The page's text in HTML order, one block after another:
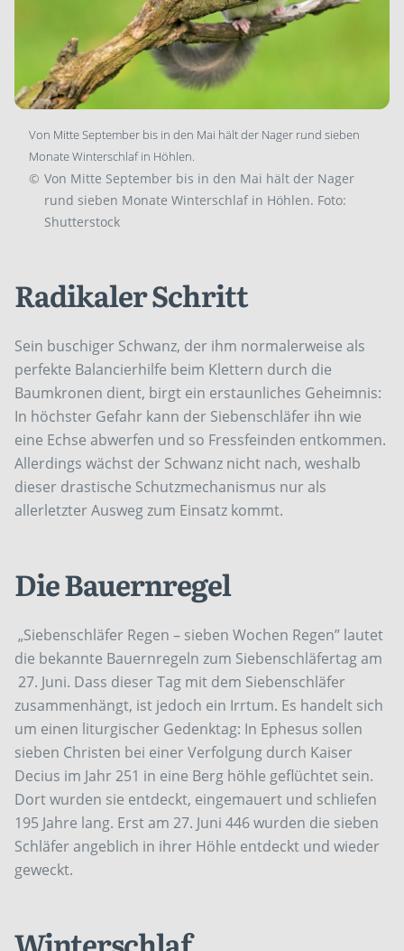
Von Mitte September bis in den Mai hält der Nager rund sieben
Monate Winterschlaf in Höhlen.
© Von Mitte September bis in den Mai hält der Nager
rund sieben Monate Winterschlaf in Höhlen. Foto:
Shutterstock
Radikaler Schritt
Sein buschiger Schwanz, der ihm normalerweise als
perfekte Balancierhilfe beim Klettern durch die
Baumkronen dient, birgt ein erstaunliches Geheimnis:
In höchster Gefahr kann der Siebenschläfer ihn wie
eine Echse abwerfen und so Fressfeinden entkommen.
Allerdings wächst der Schwanz nicht nach, weshalb
dieser drastische Schutzmechanismus nur als
allerletzter Ausweg zum Einsatz kommt.
Die Bauernregel
„Siebenschläfer Regen – sieben Wochen Regen” lautet
die bekannte Bauernregeln zum Siebenschläfertag am
27. Juni. Dass dieser Tag mit dem Siebenschläfer
zusammenhängt, ist jedoch ein Irrtum. Es handelt sich
um einen liturgischer Gedenktag: In Ephesus sollen
sieben Christen bei einer Verfolgung durch Kaiser
Decius im Jahr 251 in eine Berg höhle geflüchtet sein.
Dort wurden sie entdeckt, eingemauert und schliefen
195 Jahre lang. Erst am 27. Juni 446 wurden die sieben
Schläfer angeblich in ihrer Höhle entdeckt und wieder
geweckt.